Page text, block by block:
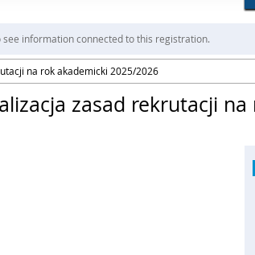
information connected to this registration.
na rok akademicki 2025/2026
zasad rekrutacji